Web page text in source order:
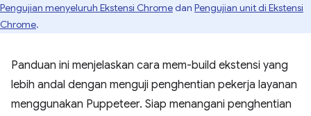
Pengujian menyeluruh Ekstensi Chromedan Pengujian unit di Ekstensi
Chrome.
Panduan ini menjelaskan cara mem-build ekstensi yang
lebih andal dengan menguji penghentian pekerja layanan
menggunakan Puppeteer. Siap menangani penghentian